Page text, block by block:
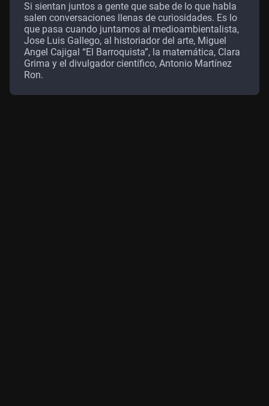
Si sientan juntos a gente que sabe de lo que habla
salen conversaciones llenas de curiosidades. Es lo
que pasa cuando juntamos al medioambientalista,
Jose Luis Gallego, al historiador del arte, Miguel
Angel Cajigal “El Barroquista”, la matemática, Clara
Grima y el divulgador científico, Antonio Martínez
Ron.